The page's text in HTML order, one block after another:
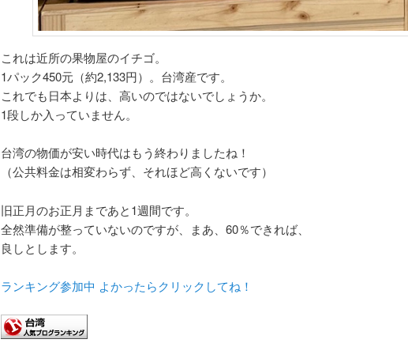
これは近所の果物屋のイチゴ。
1パック450元（約2,133円）。台湾産です。
これでも日本よりは、高いのではないでしょうか。
1段しか入っていません。
台湾の物価が安い時代はもう終わりましたね！
（公共料金は相変わらず、それほど高くないです）
旧正月のお正月まであと1週間です。
全然準備が整っていないのですが、まあ、60％できれば、
良しとします。
ランキング参加中 よかったらクリックしてね！